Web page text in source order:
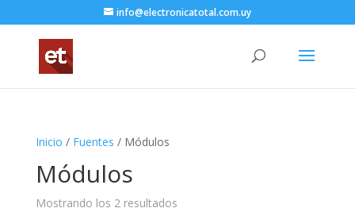
info@electronicatotal.com.uy
Inicio / Fuentes / Módulos
Módulos
Mostrando los 2 resultados